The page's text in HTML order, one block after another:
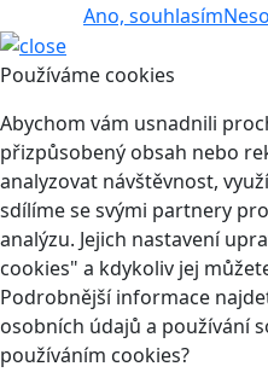
Ano, souhlasím
Používáme cookies
Abychom vám usnadnili
přizpůsobený obsah nebo
analyzovat návštěvnost,
sdílíme se svými partnery
analýzu. Jejich nastavení
cookies" a kdykoliv jej
Podrobnější informace
osobních údajů a používání
používáním cookies?